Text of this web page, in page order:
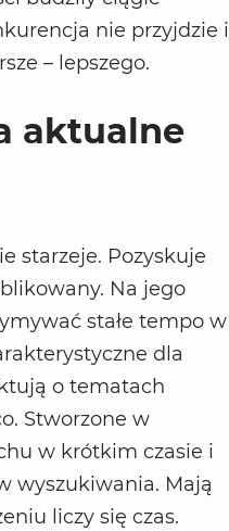
nie przyjdzie i
– lepszego.
aktualne
starzeje. Pozyskuje
Na jego
stałe tempo w
dla
o tematach
Stworzone w
w krótkim czasie i
wyszukiwania. Mają
liczy się czas.